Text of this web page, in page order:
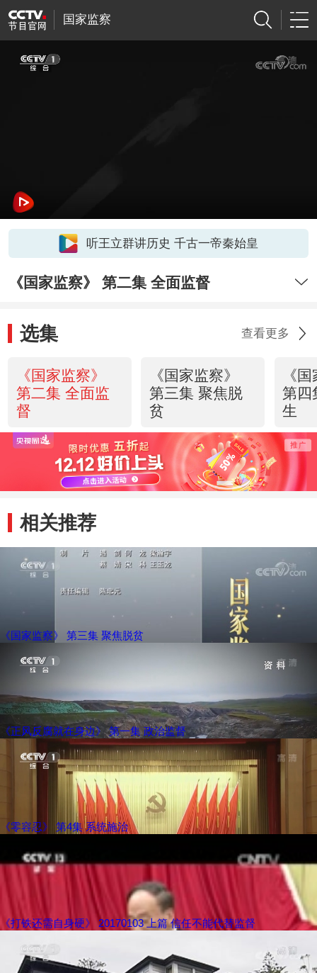
国家监察
听王立群讲历史 千古一帝秦始皇
《国家监察》 第二集 全面监督
选集 查看更多
《国家监察》
第二集 全面监
督
《国家监察》
第三集 聚焦脱
贫
《
第四
生
相关推荐
《国家监察》 第三集 聚焦脱贫
《正风反腐就在身边》 第一集 政治监督
《零容忍》 第4集 系统施治
《打铁还需自身硬》 20170103 上篇 信任不能代替监督